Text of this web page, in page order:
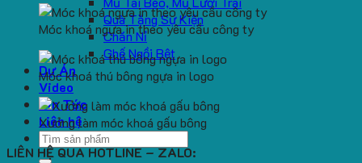
Quà Tặng Sự Kiện
Chăn Nỉ
Ghế Ngồi Bệt
Dự Án
Video
Tin Tức
Liên hệ
Search
for:
Móc khoá ngựa in theo yêu cầu công ty
Móc khoá thú bông ngựa in logo
Xưởng làm móc khoá gấu bông
LIÊN HỆ QUA HOTLINE – ZALO: